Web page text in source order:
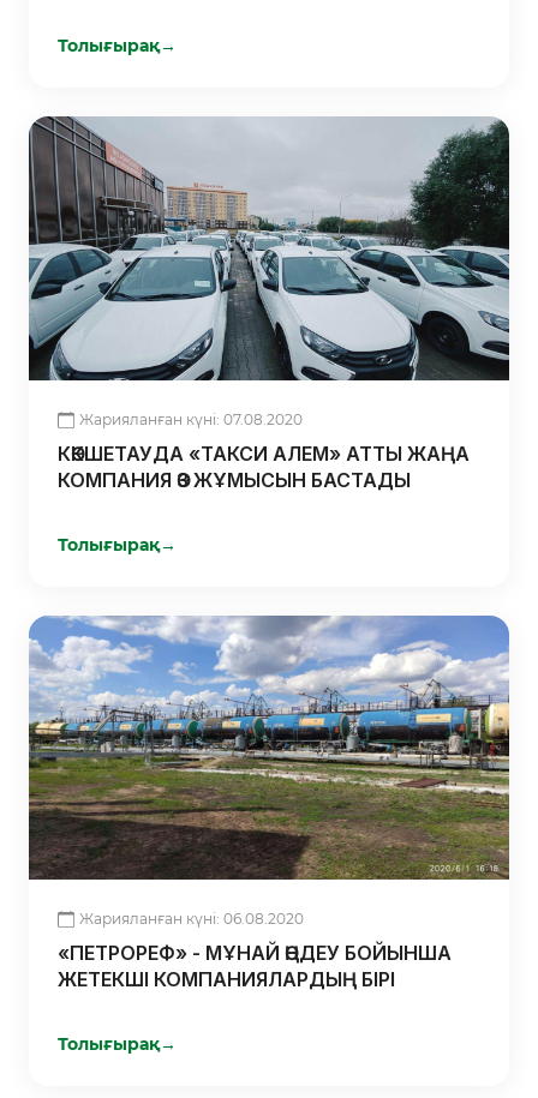
ӨНДІРЕДІ
Толығырақ→
Жарияланған күні: 07.08.2020
КӨКШЕТАУДА «ТАКСИ АЛЕМ» АТТЫ ЖАҢА
КОМПАНИЯ ӨЗ ЖҰМЫСЫН БАСТАДЫ
Толығырақ→
Жарияланған күні: 06.08.2020
«ПЕТРОРЕФ» - МҰНАЙ ӨҢДЕУ БОЙЫНША
ЖЕТЕКШІ КОМПАНИЯЛАРДЫҢ БІРІ
Толығырақ→